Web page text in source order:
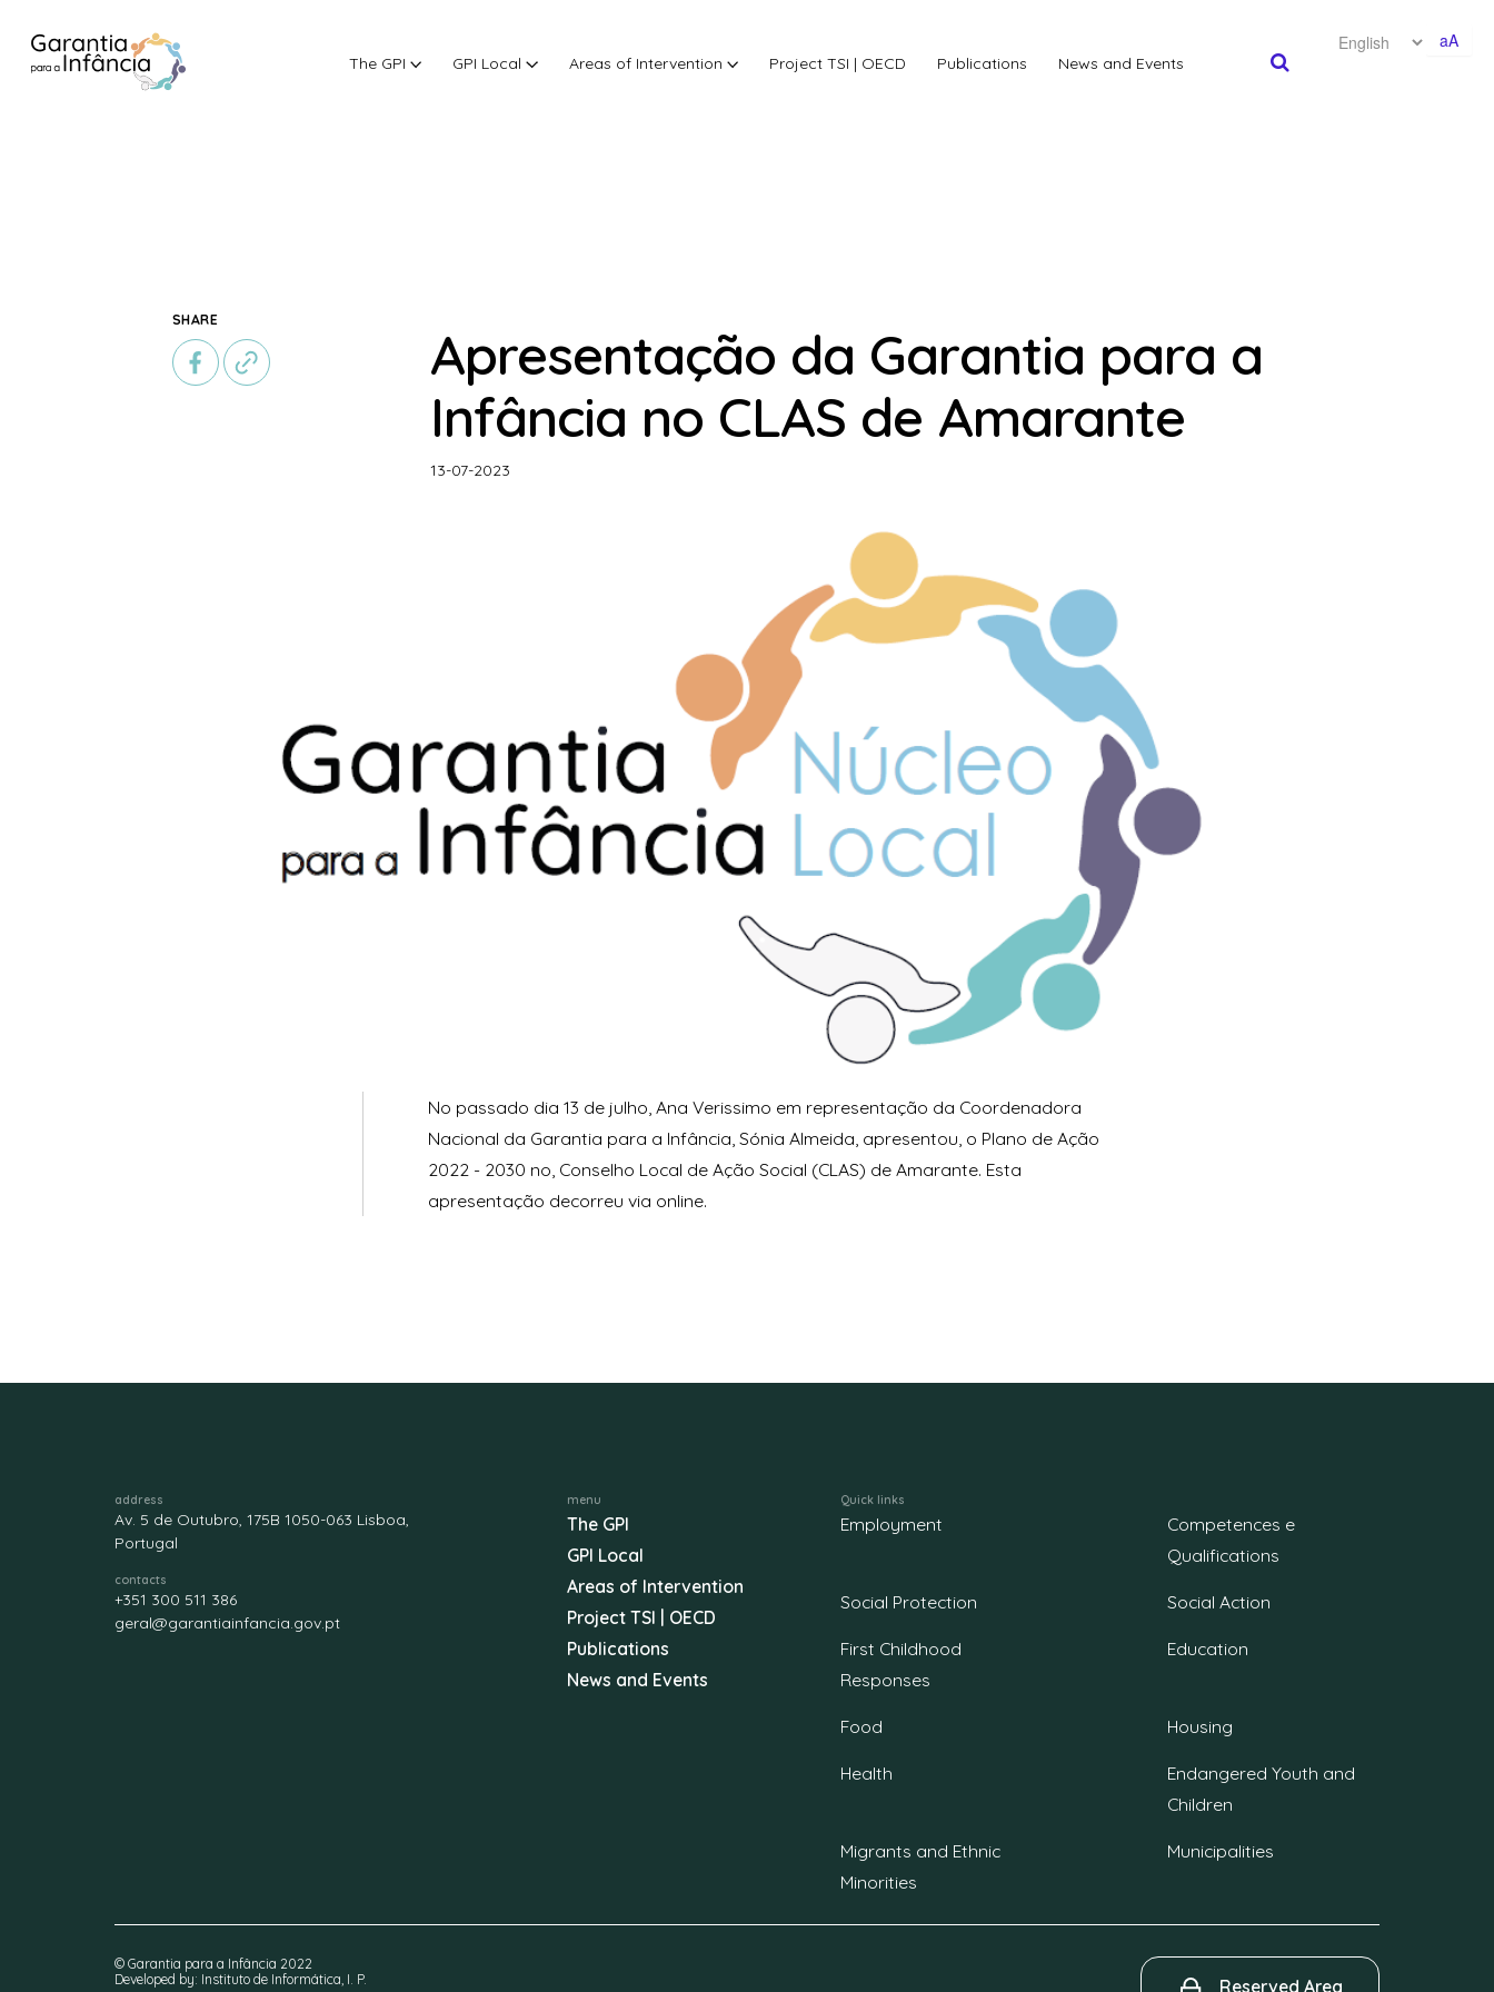
The GPI GPI Local Areas of Intervention Project TSI | OECD Publications News and Events
aA
SHARE
Apresentação da Garantia para a
Infância no CLAS de Amarante
13-07-2023
No passado dia 13 de julho, Ana Verissimo em representação da Coordenadora
Nacional da Garantia para a Infância, Sónia Almeida, apresentou, o Plano de Ação
2022 - 2030 no, Conselho Local de Ação Social (CLAS) de Amarante. Esta
apresentação decorreu via online.
address
Av. 5 de Outubro, 175B 1050-063 Lisboa,
Portugal
contacts
+351 300 511 386
geral@garantiainfancia.gov.pt
menu
The GPI
GPI Local
Areas of Intervention
Project TSI | OECD
Publications
News and Events
Quick links
Employment
Competences e
Qualifications
Social Protection Social Action
First Childhood
Responses
Education
Food Housing
Health
Endangered Youth and
Children
Migrants and Ethnic
Minorities
Municipalities
© Garantia para a Infância 2022
Developed by: Instituto de Informática, I. P.
Reserved Area